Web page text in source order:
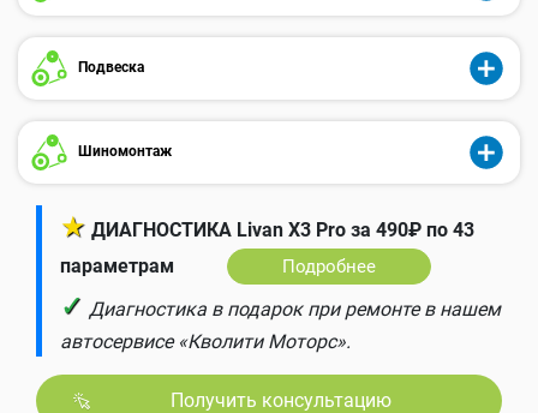
Подвеска
Шиномонтаж
★ ДИАГНОСТИКА Livan X3 Pro за 490₽ по 43
параметрам
Подробнее
✓ Диагностика в подарок при ремонте в нашем
автосервисе «Кволити Моторс».
Получить консультацию